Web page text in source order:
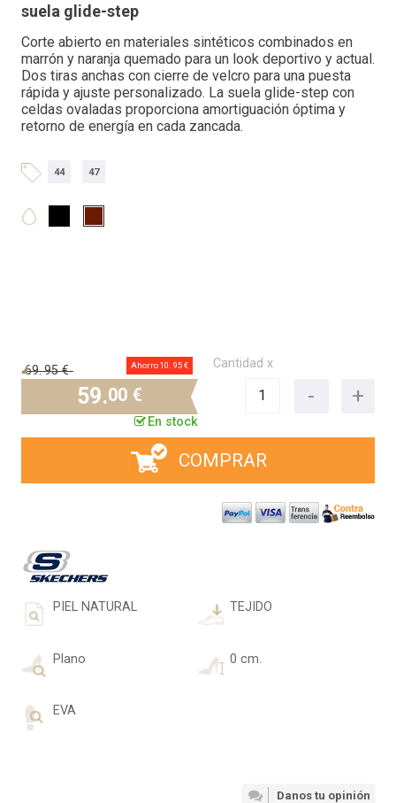
suela glide-step
Corte abierto en materiales sintéticos combinados en
marrón y naranja quemado para un look deportivo y actual.
Dos tiras anchas con cierre de velcro para una puesta
rápida y ajuste personalizado. La suela glide-step con
celdas ovaladas proporciona amortiguación óptima y
retorno de energía en cada zancada.
44 47
69.95 € Ahorro 10. 95 €
59.00 €
En stock
Cantidad x
COMPRAR
PIEL NATURAL TEJIDO
Plano 0 cm.
EVA
Danos tu opinión